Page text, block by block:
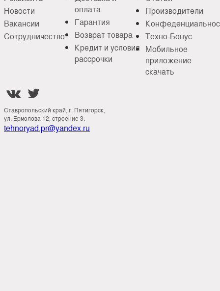
Новости
Вакансии
Сотрудничество
оплата
Гарантия
Возврат товара
Кредит и условия
рассрочки
Производители
Техно-Бонус
Мобильное
приложение
скачать
 
Ставропольский край, г. Пятигорск,
ул. Ермолова 12, строение 3.
tehnoryad.pr@yandex.ru